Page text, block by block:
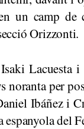
un camp de
Orizzonti.
Lacuesta
noranta per
Ibáñez i
del